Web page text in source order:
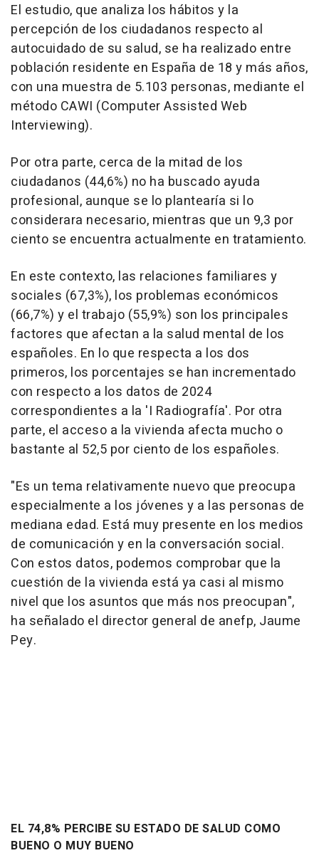
El estudio, que analiza los hábitos y la
percepción de los ciudadanos respecto al
autocuidado de su salud, se ha realizado entre
población residente en España de 18 y más años,
con una muestra de 5.103 personas, mediante el
método CAWI (Computer Assisted Web
Interviewing).
Por otra parte, cerca de la mitad de los
ciudadanos (44,6%) no ha buscado ayuda
profesional, aunque se lo plantearía si lo
considerara necesario, mientras que un 9,3 por
ciento se encuentra actualmente en tratamiento.
En este contexto, las relaciones familiares y
sociales (67,3%), los problemas económicos
(66,7%) y el trabajo (55,9%) son los principales
factores que afectan a la salud mental de los
españoles. En lo que respecta a los dos
primeros, los porcentajes se han incrementado
con respecto a los datos de 2024
correspondientes a la 'I Radiografía'. Por otra
parte, el acceso a la vivienda afecta mucho o
bastante al 52,5 por ciento de los españoles.
"Es un tema relativamente nuevo que preocupa
especialmente a los jóvenes y a las personas de
mediana edad. Está muy presente en los medios
de comunicación y en la conversación social.
Con estos datos, podemos comprobar que la
cuestión de la vivienda está ya casi al mismo
nivel que los asuntos que más nos preocupan",
ha señalado el director general de anefp, Jaume
Pey.
EL 74,8% PERCIBE SU ESTADO DE SALUD COMO
BUENO O MUY BUENO